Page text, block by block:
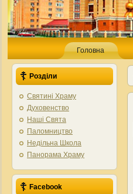
Головна
Розділи
Святині Храму
Духовенство
Наші Свята
Паломництво
Недільна Школа
Панорама Храму
Facebook